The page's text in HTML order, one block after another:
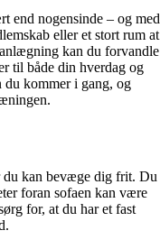
end nogensinde – og med
eller et stort rum at
kan du forvandle
til både din hverdag og
kommer i gang, og
du kan bevæge dig frit. Du
foran sofaen kan være
for, at du har et fast